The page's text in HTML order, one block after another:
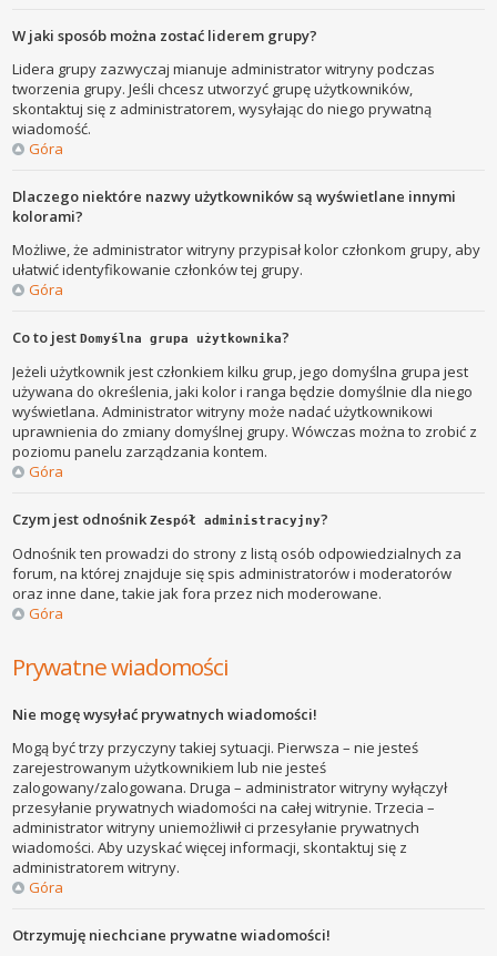
W jaki sposób można zostać liderem grupy?
Lidera grupy zazwyczaj mianuje administrator witryny podczas
tworzenia grupy. Jeśli chcesz utworzyć grupę użytkowników,
skontaktuj się z administratorem, wysyłając do niego prywatną
wiadomość.
Góra
Dlaczego niektóre nazwy użytkowników są wyświetlane innymi
kolorami?
Możliwe, że administrator witryny przypisał kolor członkom grupy, aby
ułatwić identyfikowanie członków tej grupy.
Góra
Co to jestDomyślna grupa użytkownika?
Jeżeli użytkownik jest członkiem kilku grup, jego domyślna grupa jest
używana do określenia, jaki kolor i ranga będzie domyślnie dla niego
wyświetlana. Administrator witryny może nadać użytkownikowi
uprawnienia do zmiany domyślnej grupy. Wówczas można to zrobić z
poziomu panelu zarządzania kontem.
Góra
Czym jest odnośnikZespół administracyjny?
Odnośnik ten prowadzi do strony z listą osób odpowiedzialnych za
forum, na której znajduje się spis administratorów i moderatorów
oraz inne dane, takie jak fora przez nich moderowane.
Góra
Prywatne wiadomości
Nie mogę wysyłać prywatnych wiadomości!
Mogą być trzy przyczyny takiej sytuacji. Pierwsza – nie jesteś
zarejestrowanym użytkownikiem lub nie jesteś
zalogowany/zalogowana. Druga – administrator witryny wyłączył
przesyłanie prywatnych wiadomości na całej witrynie. Trzecia –
administrator witryny uniemożliwił ci przesyłanie prywatnych
wiadomości. Aby uzyskać więcej informacji, skontaktuj się z
administratorem witryny.
Góra
Otrzymuję niechciane prywatne wiadomości!